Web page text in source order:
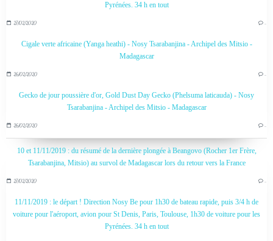
Pyrénées. 34 h en tout
27/02/2020 …
Cigale verte africaine (Yanga heathi) - Nosy Tsarabanjina - Archipel des Mitsio -
Madagascar
26/02/2020 …
Gecko de jour poussière d'or, Gold Dust Day Gecko (Phelsuma laticauda) - Nosy
Tsarabanjina - Archipel des Mitsio - Madagascar
26/02/2020 …
10 et 11/11/2019 : du résumé de la dernière plongée à Beangovo (Rocher 1er Frère,
Tsarabanjina, Mitsio) au survol de Madagascar lors du retour vers la France
27/02/2020 …
11/11/2019 : le départ ! Direction Nosy Be pour 1h30 de bateau rapide, puis 3/4 h de
voiture pour l'aéroport, avion pour St Denis, Paris, Toulouse, 1h30 de voiture pour les
Pyrénées. 34 h en tout